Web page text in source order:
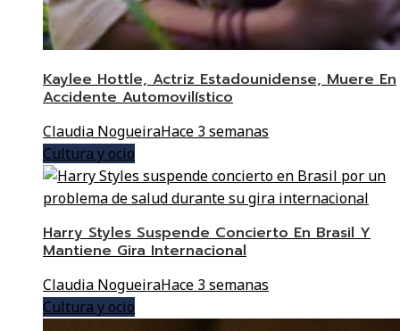
Kaylee Hottle, Actriz Estadounidense, Muere En
Accidente Automovilístico
Claudia NogueiraHace 3 semanas
Cultura y ocio
Harry Styles Suspende Concierto En Brasil Y
Mantiene Gira Internacional
Claudia NogueiraHace 3 semanas
Cultura y ocio